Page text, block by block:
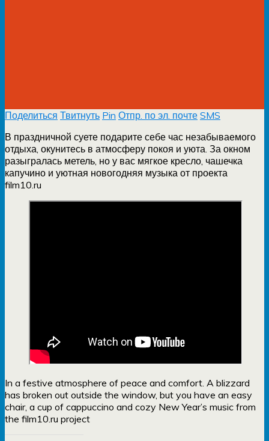
Поделиться Твитнуть Pin Отпр. по эл. почте SMS
В праздничной суете подарите себе час незабываемого
отдыха, окунитесь в атмосферу покоя и уюта. За окном
разыгралась метель, но у вас мягкое кресло, чашечка
капучино и уютная новогодняя музыка от проекта
film10.ru
In a festive atmosphere of peace and comfort. A blizzard
has broken out outside the window, but you have an easy
chair, a cup of cappuccino and cozy New Year’s music from
the film10.ru project